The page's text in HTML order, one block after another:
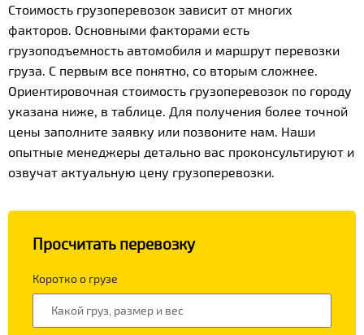
Стоимость грузоперевозок зависит от многих
факторов. Основными факторами есть
грузоподъемность автомобиля и маршрут перевозки
груза. С первым все понятно, со вторым сложнее.
Ориентировочная стоимость грузоперевозок по городу
указана ниже, в таблице. Для получения более точной
цены заполните заявку или позвоните нам. Наши
опытные менеджеры детально вас проконсультируют и
озвучат актуальную цену грузоперевозки.
Просчитать перевозку
Коротко о грузе